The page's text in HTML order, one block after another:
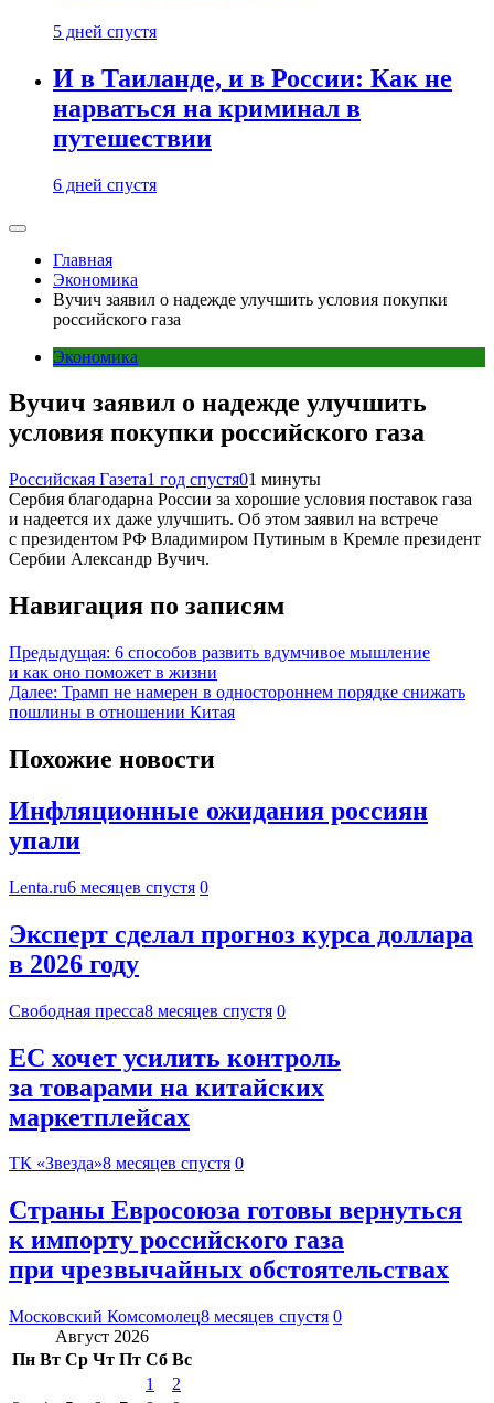
5 дней спустя
И в Таиланде, и в России: Как не
нарваться на криминал в
путешествии
6 дней спустя
Главная
Экономика
Вучич заявил о надежде улучшить условия покупки
российского газа
Экономика
Вучич заявил о надежде улучшить
условия покупки российского газа
Российская Газета1 год спустя01 минуты
Сербия благодарна России за хорошие условия поставок газа
и надеется их даже улучшить. Об этом заявил на встрече
с президентом РФ Владимиром Путиным в Кремле президент
Сербии Александр Вучич.
Навигация по записям
Предыдущая: 6 способов развить вдумчивое мышление
и как оно поможет в жизни
Далее: Трамп не намерен в одностороннем порядке снижать
пошлины в отношении Китая
Похожие новости
Инфляционные ожидания россиян
упали
Lenta.ru6 месяцев спустя 0
Эксперт сделал прогноз курса доллара
в 2026 году
Свободная пресса8 месяцев спустя 0
ЕС хочет усилить контроль
за товарами на китайских
маркетплейсах
ТК «Звезда»8 месяцев спустя 0
Страны Евросоюза готовы вернуться
к импорту российского газа
при чрезвычайных обстоятельствах
Московский Комсомолец8 месяцев спустя 0
Август 2026
Пн Вт Ср Чт Пт Сб Вс
1
2